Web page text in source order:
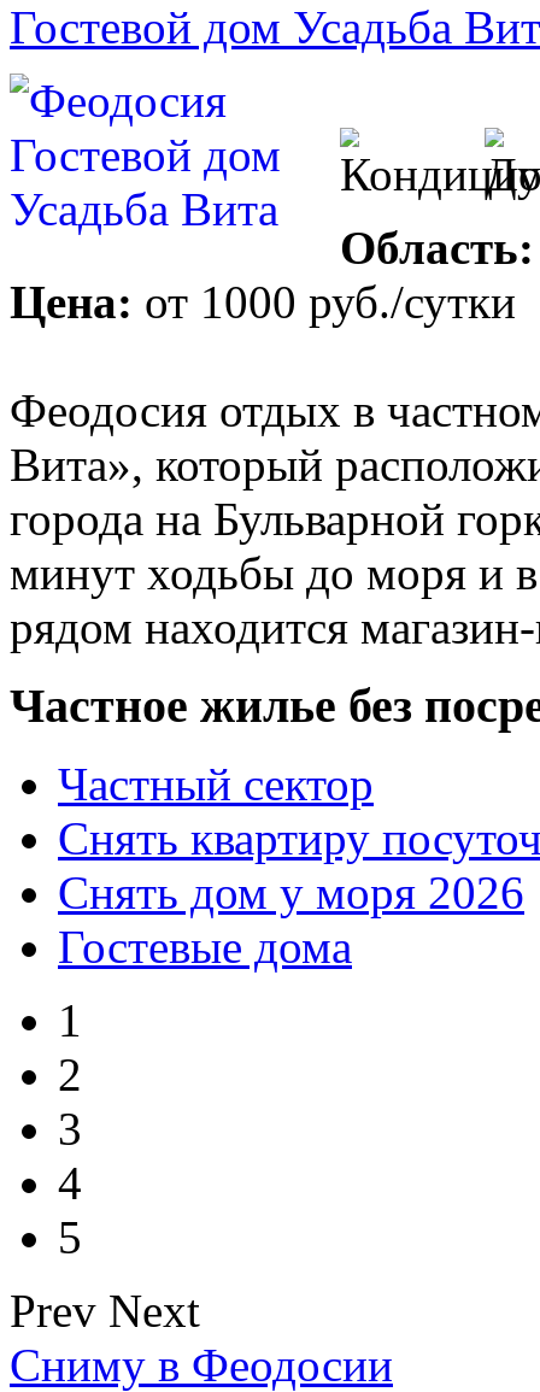
Гостевой дом Усадьба
Область:
Цена: от 1000 руб./сутки
Феодосия отдых в
Вита», который
города на Бульварной
минут ходьбы до моря и
рядом находится
Частное жилье без
Частный сектор
Снять квартиру
Снять дом у моря 2026
Гостевые дома
1
2
3
4
5
Prev Next
Сниму в Феодосии